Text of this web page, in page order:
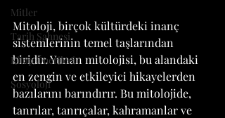
Mitler
Tarih Sahnesi
Kitap Önerileri
Sosyoloji
Mitoloji, birçok kültürdeki inanç
sistemlerinin temel taşlarından
biridir. Yunan mitolojisi, bu alandaki
en zengin ve etkileyici hikayelerden
bazılarını barındırır. Bu mitolojide,
tanrılar, tanrıçalar, kahramanlar ve